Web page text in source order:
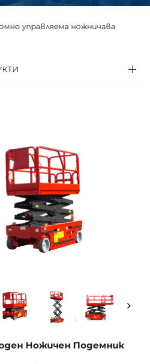
управляема ножничава
Ножичен Подемник